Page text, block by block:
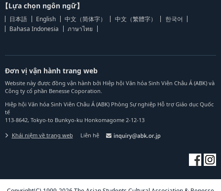
【Lựa chọn ngôn ngữ】
日本語 English 中文（简体字） 中文（繁體字）
한국어
Bahasa Indonesia
ภาษาไทย
Đơn vị vận hành trang web
Website này được đồng vận hành bởi Hiệp hội Văn hóa Sinh Viên Châu Á (ABK) và
Công ty cổ phần Benesse Coporation.
Hiệp hội Văn hóa Sinh Viên Châu Á (ABK) Phòng Sự nghiệp Hỗ trợ Giáo dục Quốc
tế
113-8642, Tokyo-to Bunkyo-ku Honkomagome 2-12-13
Khái niệm về trang web Liên hệ